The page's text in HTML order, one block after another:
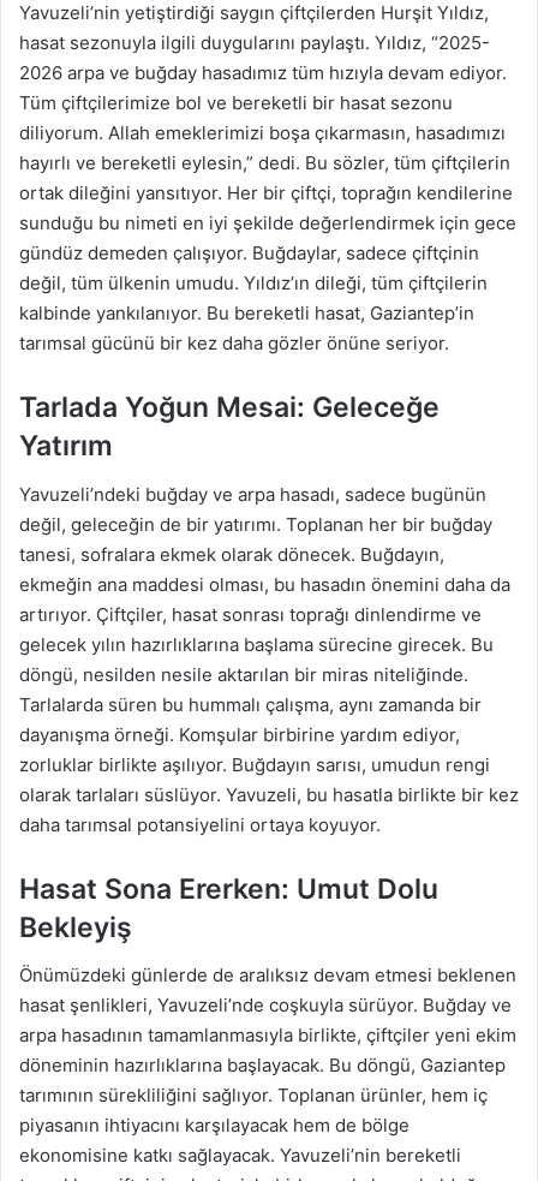
Yavuzeli’nin yetiştirdiği saygın çiftçilerden Hurşit Yıldız,
hasat sezonuyla ilgili duygularını paylaştı. Yıldız, “2025-
2026 arpa ve buğday hasadımız tüm hızıyla devam ediyor.
Tüm çiftçilerimize bol ve bereketli bir hasat sezonu
diliyorum. Allah emeklerimizi boşa çıkarmasın, hasadımızı
hayırlı ve bereketli eylesin,” dedi. Bu sözler, tüm çiftçilerin
ortak dileğini yansıtıyor. Her bir çiftçi, toprağın kendilerine
sunduğu bu nimeti en iyi şekilde değerlendirmek için gece
gündüz demeden çalışıyor. Buğdaylar, sadece çiftçinin
değil, tüm ülkenin umudu. Yıldız’ın dileği, tüm çiftçilerin
kalbinde yankılanıyor. Bu bereketli hasat, Gaziantep’in
tarımsal gücünü bir kez daha gözler önüne seriyor.
Tarlada Yoğun Mesai: Geleceğe
Yatırım
Yavuzeli’ndeki buğday ve arpa hasadı, sadece bugünün
değil, geleceğin de bir yatırımı. Toplanan her bir buğday
tanesi, sofralara ekmek olarak dönecek. Buğdayın,
ekmeğin ana maddesi olması, bu hasadın önemini daha da
artırıyor. Çiftçiler, hasat sonrası toprağı dinlendirme ve
gelecek yılın hazırlıklarına başlama sürecine girecek. Bu
döngü, nesilden nesile aktarılan bir miras niteliğinde.
Tarlalarda süren bu hummalı çalışma, aynı zamanda bir
dayanışma örneği. Komşular birbirine yardım ediyor,
zorluklar birlikte aşılıyor. Buğdayın sarısı, umudun rengi
olarak tarlaları süslüyor. Yavuzeli, bu hasatla birlikte bir kez
daha tarımsal potansiyelini ortaya koyuyor.
Hasat Sona Ererken: Umut Dolu
Bekleyiş
Önümüzdeki günlerde de aralıksız devam etmesi beklenen
hasat şenlikleri, Yavuzeli’nde coşkuyla sürüyor. Buğday ve
arpa hasadının tamamlanmasıyla birlikte, çiftçiler yeni ekim
döneminin hazırlıklarına başlayacak. Bu döngü, Gaziantep
tarımının sürekliliğini sağlıyor. Toplanan ürünler, hem iç
piyasanın ihtiyacını karşılayacak hem de bölge
ekonomisine katkı sağlayacak. Yavuzeli’nin bereketli